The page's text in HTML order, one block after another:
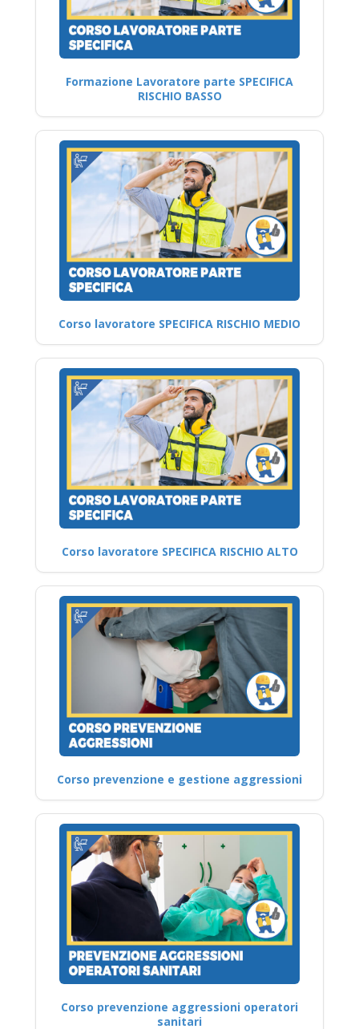
Formazione Lavoratore parte SPECIFICA
RISCHIO BASSO
Corso lavoratore SPECIFICA RISCHIO MEDIO
Corso lavoratore SPECIFICA RISCHIO ALTO
Corso prevenzione e gestione aggressioni
Corso prevenzione aggressioni operatori
sanitari